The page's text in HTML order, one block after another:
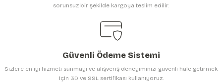
Gönder
sorunsuz bir şekilde kargoya teslim edilir.
Güvenli Ödeme Sistemi
Sizlere en iyi hizmeti sunmayı ve alışveriş deneyiminizi güvenli hale getirmek
için 3D ve SSL sertifikası kullanıyoruz.